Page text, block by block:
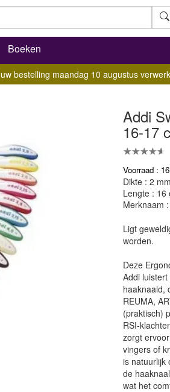
Boeken
bestelling maandag 10 augustus
Addi
16-17
Voorraad : 16
Dikte : 2 mm
Lengte : 16
Merknaam
Ligt
worden.
Deze
Addi
haaknaald,
REUMA,
(praktisch)
RSI-
zorgt
vingers of
is natuurlijk
de
wat het